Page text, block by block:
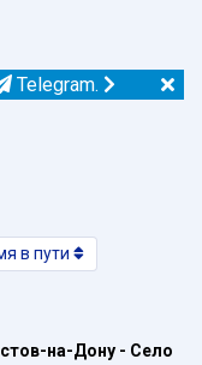
Telegram.
в пути
на-Дону - Село